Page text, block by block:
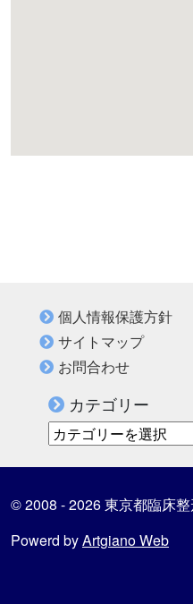
個人情報保護方針
サイトマップ
お問合わせ
カテゴリー
カテゴリー
© 2008 - 2026 東京都臨床
Powerd byArtgiano Web